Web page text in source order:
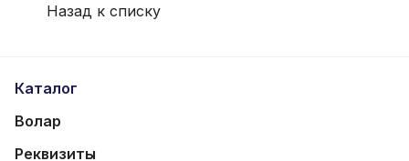
Назад к списку
Каталог
Волар
Реквизиты